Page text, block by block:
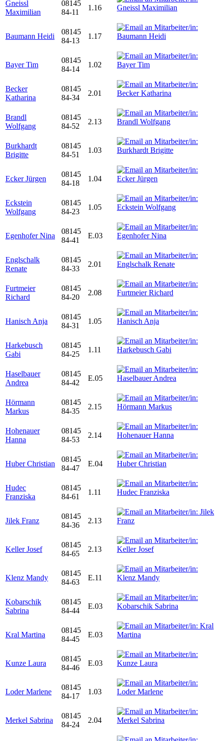
Gneissl
Maximilian
08145
84-11
1.16
Baumann Heidi
08145
84-13
1.17
Bayer Tim
08145
84-14
1.02
Becker
Katharina
08145
84-34
2.01
Brandl
Wolfgang
08145
84-52
2.13
Burkhardt
Brigitte
08145
84-51
1.03
Ecker Jürgen
08145
84-18
1.04
Eckstein
Wolfgang
08145
84-23
1.05
Egenhofer Nina
08145
84-41
E.03
Englschalk
Renate
08145
84-33
2.01
Furtmeier
Richard
08145
84-20
2.08
Hanisch Anja
08145
84-31
1.05
Harkebusch
Gabi
08145
84-25
1.11
Haselbauer
Andrea
08145
84-42
E.05
Hörmann
Markus
08145
84-35
2.15
Hohenauer
Hanna
08145
84-53
2.14
Huber Christian
08145
84-47
E.04
Hudec
Franziska
08145
84-61
1.11
Jilek Franz
08145
84-36
2.13
Keller Josef
08145
84-65
2.13
Klenz Mandy
08145
84-63
E.11
Kobarschik
Sabrina
08145
84-44
E.03
Kral Martina
08145
84-45
E.03
Kunze Laura
08145
84-46
E.03
Loder Marlene
08145
84-17
1.03
Merkel Sabrina
08145
84-24
2.04